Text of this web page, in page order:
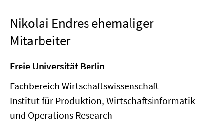
Nikolai Endres ehemaliger
Mitarbeiter
Freie Universität Berlin
Fachbereich Wirtschaftswissenschaft
Institut für Produktion, Wirtschaftsinformatik
und Operations Research